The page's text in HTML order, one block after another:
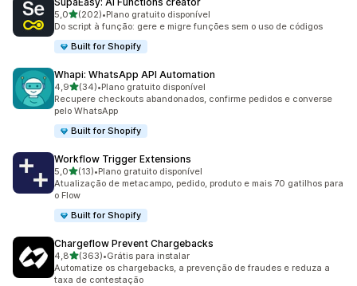
5,0de 5 estrelas
(202)
202 avaliações ao todo
•Plano gratuito disponível
Do script à função: gere e migre funções sem o uso de códigos
Built for Shopify
Whapi: WhatsApp API Automation
4,9de 5 estrelas
(34)
34 avaliações ao todo
•Plano gratuito disponível
Recupere checkouts abandonados, confirme pedidos e converse
pelo WhatsApp
Built for Shopify
Workflow Trigger Extensions
5,0de 5 estrelas
(13)
13 avaliações ao todo
•Plano gratuito disponível
Atualização de metacampo, pedido, produto e mais 70 gatilhos para
o Flow
Built for Shopify
Chargeflow Prevent Chargebacks
4,8de 5 estrelas
(363)
363 avaliações ao todo
•Grátis para instalar
Automatize os chargebacks, a prevenção de fraudes e reduza a
taxa de contestação